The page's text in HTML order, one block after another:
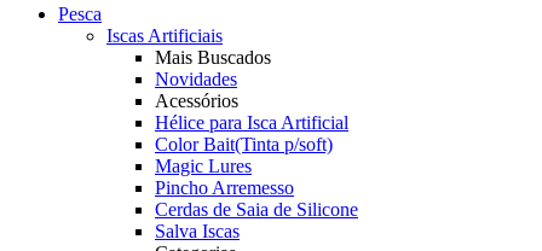
Pesca
Iscas Artificiais
Mais Buscados
Novidades
Acessórios
Hélice para Isca Artificial
Color Bait(Tinta p/soft)
Magic Lures
Pincho Arremesso
Cerdas de Saia de Silicone
Salva Iscas